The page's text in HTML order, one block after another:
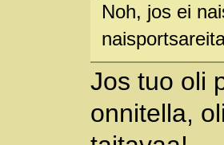
Noh, jos ei
Jos tuo oli
onnitella,